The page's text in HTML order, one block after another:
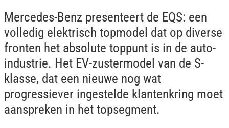
Mercedes-Benz presenteert de EQS: een
volledig elektrisch topmodel dat op diverse
fronten het absolute toppunt is in de auto-
industrie. Het EV-zustermodel van de S-
klasse, dat een nieuwe nog wat
progressiever ingestelde klantenkring moet
aanspreken in het topsegment.